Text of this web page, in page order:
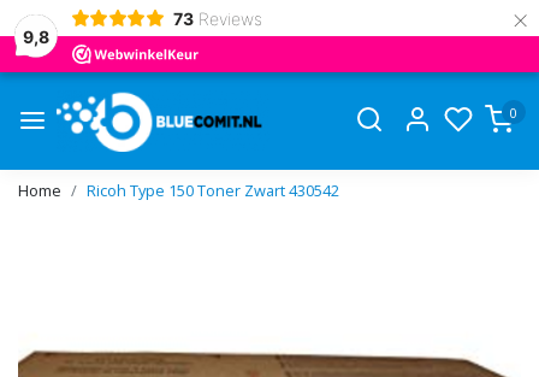
9,8
73 Reviews ×
0
Home Ricoh Type 150 Toner Zwart 430542